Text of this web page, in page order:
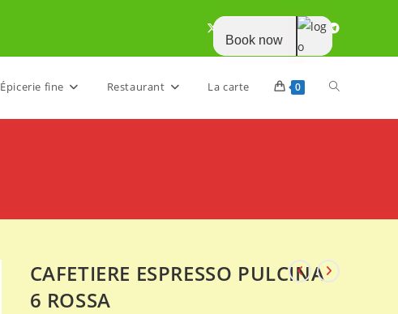
Épicerie fine Restaurant La carte 0 Toggle
CAFETIERE ESPRESSO PULCINA
6 ROSSA
Book now